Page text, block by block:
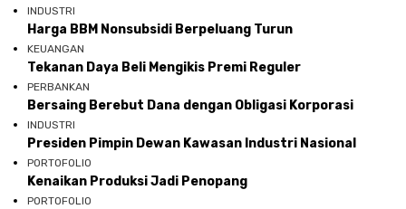
INDUSTRI
Harga BBM Nonsubsidi Berpeluang Turun
KEUANGAN
Tekanan Daya Beli Mengikis Premi Reguler
PERBANKAN
Bersaing Berebut Dana dengan Obligasi Korporasi
INDUSTRI
Presiden Pimpin Dewan Kawasan Industri Nasional
PORTOFOLIO
Kenaikan Produksi Jadi Penopang
PORTOFOLIO